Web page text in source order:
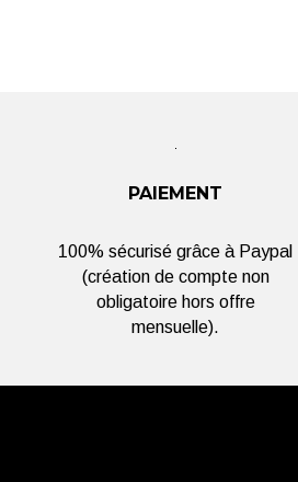
PAIEMENT
100% sécurisé grâce à Paypal
(création de compte non
obligatoire hors offre
mensuelle).